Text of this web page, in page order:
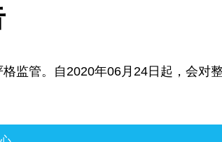
监管。自2020年06月24日起，会对